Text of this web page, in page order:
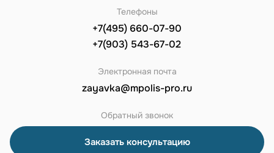
Телефоны
+7(495) 660-07-90
+7(903) 543-67-02
Электронная почта
zayavka@mpolis-pro.ru
Обратный звонок
Заказать консультацию